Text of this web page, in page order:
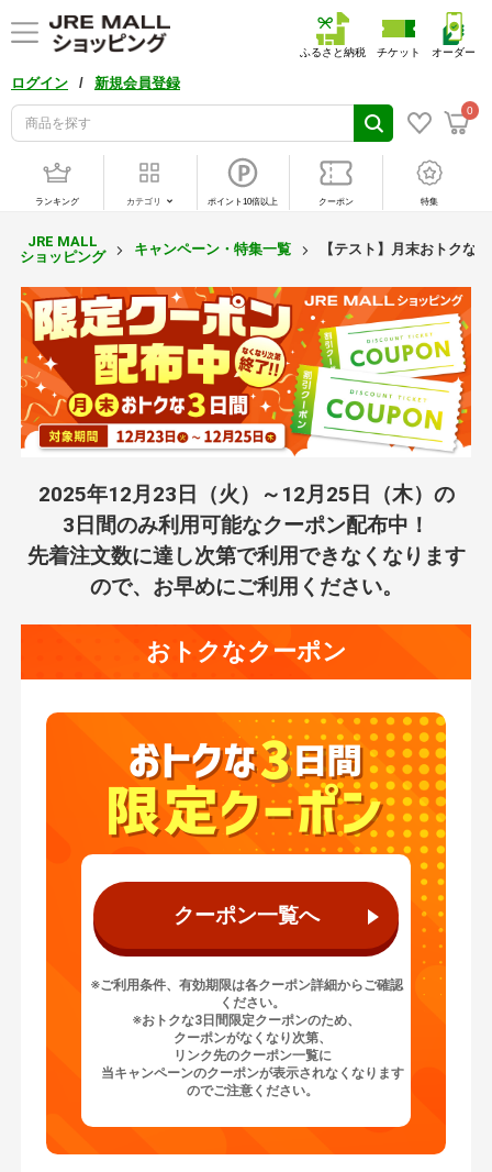
ログイン / 新規会員登録
0
ふるさと納税 チケット オーダー
ランキング カテゴリ ポイント10倍以上 クーポン 特集
JRE MALL
ショッピング
キャンペーン・特集一覧 【テスト】月末おトクな3
【テ
ス
ト】
月末
お
ク
日間
2025年12月23日（火）～12月25日（木）の
3日間のみ利用可能なクーポン配布中！
先着注文数に達し次第で利用できなくなります
ので、お早めにご利用ください。
おトクなクーポン
クーポン一覧へ
※ご利用条件、有効期限は各クーポン詳細からご確認
ください。
※おトクな3日間限定クーポンのため、
クーポンがなくなり次第、
リンク先のクーポン一覧に
当キャンペーンのクーポンが表示されなくなります
のでご注意ください。